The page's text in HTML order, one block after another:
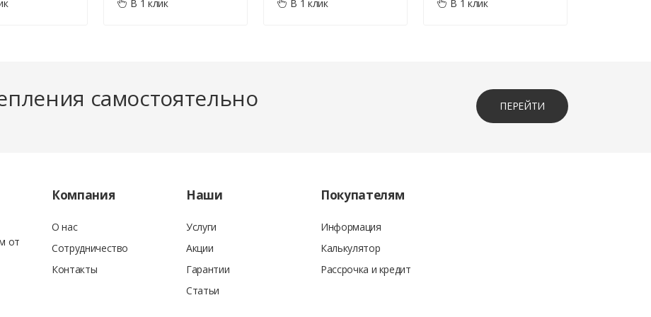
так и физическому лицу.
карточками, покупателю выдаётся кассовый чек, с указанием суммы покупки. Вместе с кассовым чеком также
В 1 клик В 1 клик В 1 клик
самостоятельно ПЕРЕЙТИ
от
Компания
О нас
Сотрудничество
Контакты
Наши
Услуги
Акции
Гарантии
Статьи
Покупателям
Информация
Калькулятор
Рассрочка и кредит